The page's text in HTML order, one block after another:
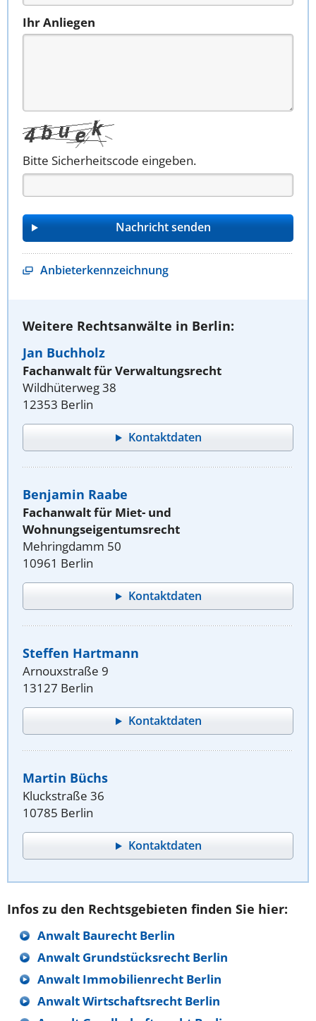
Ihr Anliegen
Bitte Sicherheitscode eingeben.
Anbieterkennzeichnung
Weitere Rechtsanwälte in Berlin:
Jan Buchholz
Fachanwalt für Verwaltungsrecht
Wildhüterweg 38
12353 Berlin
Kontaktdaten
Benjamin Raabe
Fachanwalt für Miet- und
Wohnungseigentumsrecht
Mehringdamm 50
10961 Berlin
Kontaktdaten
Steffen Hartmann
Arnouxstraße 9
13127 Berlin
Kontaktdaten
Martin Büchs
Kluckstraße 36
10785 Berlin
Kontaktdaten
Infos zu den Rechtsgebieten finden Sie hier:
Anwalt Baurecht Berlin
Anwalt Grundstücksrecht Berlin
Anwalt Immobilienrecht Berlin
Anwalt Wirtschaftsrecht Berlin